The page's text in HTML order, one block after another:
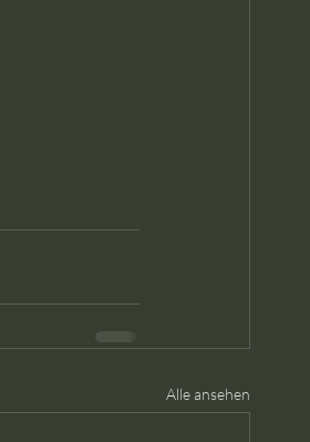
Alle ansehen